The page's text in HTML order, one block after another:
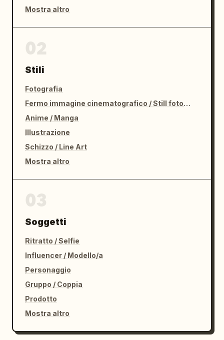
Mostra altro
Stili
Fotografia
Fermo immagine cinematografico / Still fotografico
Anime / Manga
Illustrazione
Schizzo / Line Art
Mostra altro
Soggetti
Ritratto / Selfie
Influencer / Modello/a
Personaggio
Gruppo / Coppia
Prodotto
Mostra altro